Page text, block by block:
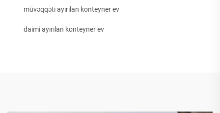
müvəqqəti ayırılan konteyner ev
daimi ayırılan konteyner ev